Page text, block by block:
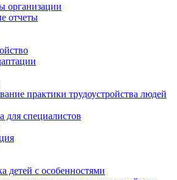
организации
отчеты
практики трудоустройства людей
для специалистов
детей с особенностями